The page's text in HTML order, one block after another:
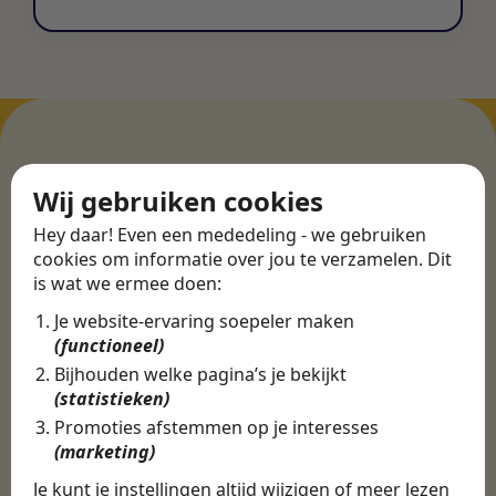
Wij gebruiken cookies
Hey daar! Even een mededeling - we gebruiken
cookies om informatie over jou te verzamelen. Dit
is wat we ermee doen:
Je website-ervaring soepeler maken
(functioneel)
Bijhouden welke pagina’s je bekijkt
(statistieken)
Promoties afstemmen op je interesses
(marketing)
Je kunt je instellingen altijd wijzigen of meer lezen
ERVARINGEN
Martijn vond een
nieuwe baan bij
CBEE
Door Swipe4Work heb ik op een hele
makkelijke, laagdrempelige manier eigenlijk
een hele leuke nieuwe baan gevonden. Met heel
veel nieuwe uitdagingen!